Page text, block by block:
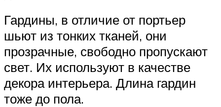
Гардины, в отличие от портьер
шьют из тонких тканей, они
прозрачные, свободно пропускают
свет. Их используют в качестве
декора интерьера. Длина гардин
тоже до пола.